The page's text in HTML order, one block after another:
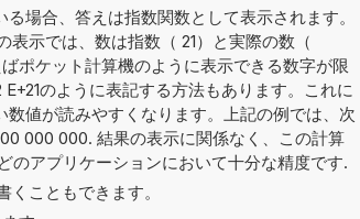
場合、答えは指数関数として表示されます。
表示では、数は指数（ 21）と実際の数（
ポケット計算機のように表示できる数字が限
のように表記する方法もあります。これに
値が読みやすくなります。上記の例では、次
000 000. 結果の表示に関係なく、この計算
のアプリケーションにおいて十分な精度です.
こともできます。